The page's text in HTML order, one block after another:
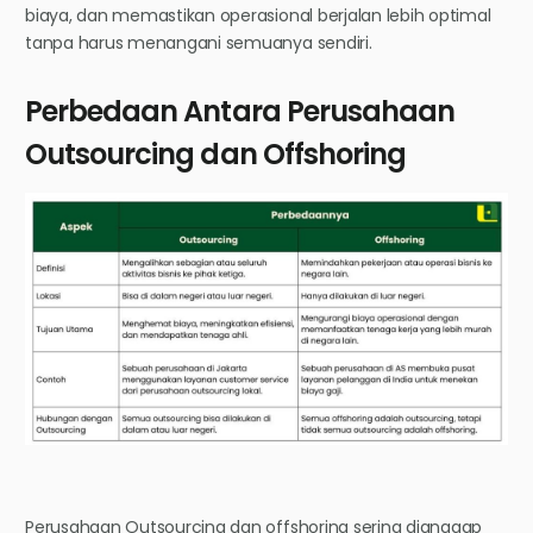
biaya, dan memastikan operasional berjalan lebih optimal
tanpa harus menangani semuanya sendiri.
Perbedaan Antara Perusahaan
Outsourcing dan Offshoring
Perusahaan Outsourcing dan offshoring sering dianggap